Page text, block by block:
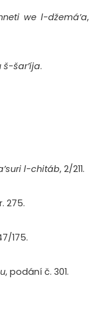
we l-džemá’a,
šar’íja.
l-chitáb, 2/211.
275.
175.
, podání č. 301.